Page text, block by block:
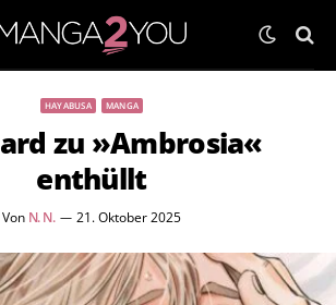
HAYABUSA MANGA
zu »Ambrosia«
enthüllt
Von N. N. 21. Oktober 2025